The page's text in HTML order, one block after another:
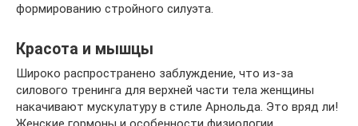
формированию стройного силуэта.
Красота и мышцы
Широко распространено заблуждение, что из-за
силового тренинга для верхней части тела женщины
накачивают мускулатуру в стиле Арнольда. Это вряд ли!